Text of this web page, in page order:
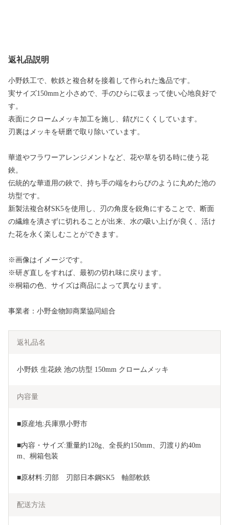
返礼品説明
小野鉄工で、軟鉄と複合材を接着して作られた逸品です。
実サイズ150mmと小さめで、手のひらに収まって使い心地良好で
す。
表面にクロームメッキ加工を施し、錆びにくくしています。
刃裏はメッキを研磨で取り除いています。
華道やフラワーアレンジメントなど、花や草を切る時に使う花
鋏。
伝統的な華道用の鋏で、持ち手の端をわらびのように丸めた池の
坊型です。
新製法複合材SK5を使用し、刃の角度を鋭角にすることで、断面
の繊維を潰さずに切れることが出来、水の吸い上げが良く、活け
た花を永く楽しむことができます。
※画像はイメージです。
※研ぎ直しをすれば、最初の切れ味に戻ります。
※桐箱の色、サイズは商品によって異なります。
事業者：小野金物卸商業協同組合
返礼品名
小野鉄 生花鋏 池の坊型 150mm クロームメッキ
内容量
■原産地:兵庫県小野市
■内容・サイズ:重量約128g、全長約150mm、刃渡り約40m
m、桐箱包装
■原材料:刃部　刃部日本鋼SK5　軸部軟鉄
配送方法